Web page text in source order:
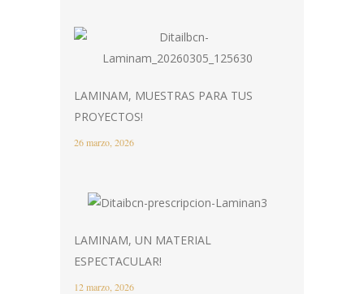
LAMINAM, MUESTRAS PARA TUS
PROYECTOS!
26 marzo, 2026
LAMINAM, UN MATERIAL
ESPECTACULAR!
12 marzo, 2026